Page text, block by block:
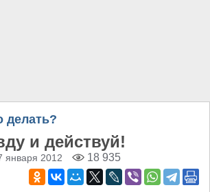
делать?
и действуй!
7 января 2012 18 935